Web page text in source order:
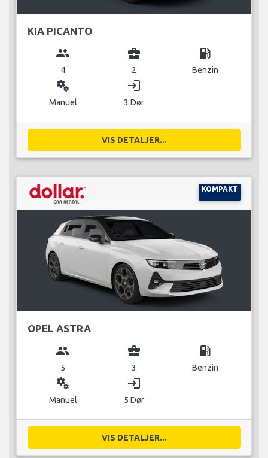
KIA PICANTO
group
4
business_center
2
local_gas_station
Benzin
miscellaneous_services
Manuel
login
3 Dør
VIS DETALJER...
KOMPAKT
OPEL ASTRA
group
5
business_center
3
local_gas_station
Benzin
miscellaneous_services
Manuel
login
5 Dør
VIS DETALJER...